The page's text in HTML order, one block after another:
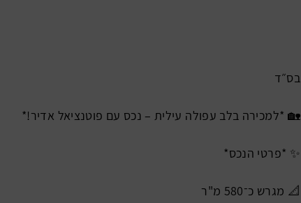
בס״ד
🏡 *למכירה בלב עפולה עילית – נכס עם פוטנציאל אדיר!*
✨ *פרטי הנכס*
📐 מגרש כ־580 מ"ר